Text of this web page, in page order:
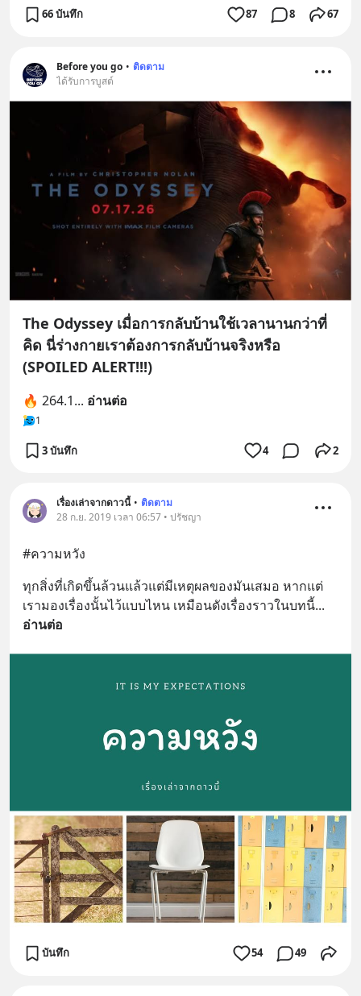
66 บันทึก 87 8 67
Before you go • ติดตาม
ได้รับการบูสต์
The Odyssey เมื่อการกลับบ้านใช้เวลานานกว่าที่
คิด นี่ร่างกายเราต้องการกลับบ้านจริงหรือ
(SPOILED ALERT!!!)
🔥 264.1... อ่านต่อ
1
3 บันทึก 4 2
เรื่องเล่าจากดาวนี้ • ติดตาม
28 ก.ย. 2019 เวลา 06:57 • ปรัชญา
#ความหวัง
ทุกสิ่งที่เกิดขึ้นล้วนแล้วแต่มีเหตุผลของมันเสมอ หากแต่
เรามองเรื่องนั้นไว้แบบไหน เหมือนดังเรื่องราวในบทนี้
อ่านต่อ
บันทึก 54 49